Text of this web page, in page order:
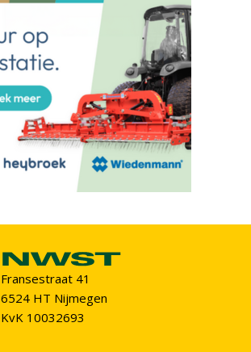
Fransestraat 41
6524 HT Nijmegen
KvK 10032693